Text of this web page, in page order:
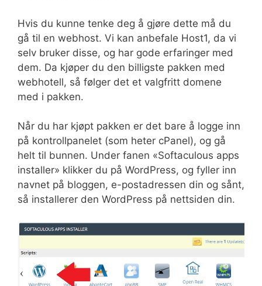
Hvis du kunne tenke deg å gjøre dette må du
gå til en webhost. Vi kan anbefale Host1, da vi
selv bruker disse, og har gode erfaringer med
dem. Da kjøper du den billigste pakken med
webhotell, så følger det et valgfritt domene
med i pakken.
Når du har kjøpt pakken er det bare å logge inn
på kontrollpanelet (som heter cPanel), og gå
helt til bunnen. Under fanen «Softaculous apps
installer» klikker du på WordPress, og fyller inn
navnet på bloggen, e-postadressen din og sånt,
så installerer den WordPress på nettsiden din.